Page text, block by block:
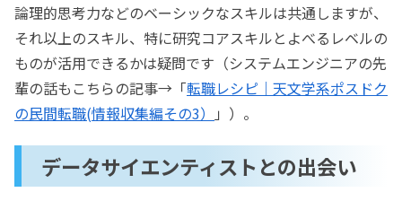
論理的思考力などのベーシックなスキルは共通しますが、
それ以上のスキル、特に研究コアスキルとよべるレベルの
ものが活用できるかは疑問です（システムエンジニアの先
輩の話もこちらの記事→「転職レシピ｜天文学系ポスドク
の民間転職(情報収集編その3）
」）。
データサイエンティストとの出会い